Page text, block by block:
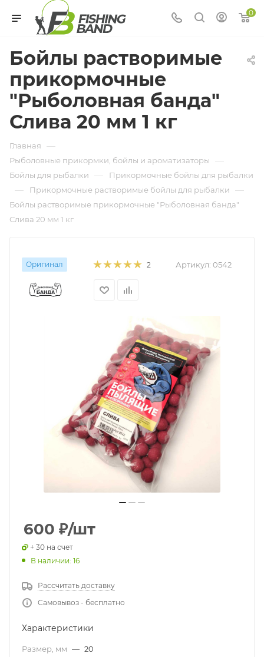
0
Бойлы растворимые
прикормочные
"Рыболовная банда"
Слива 20 мм 1 кг
Главная —
Рыболовные прикормки, бойлы и ароматизаторы —
Бойлы для рыбалки — Прикормочные бойлы для рыбалки
— Прикормочные растворимые бойлы для рыбалки —
Бойлы растворимые прикормочные "Рыболовная банда"
Слива 20 мм 1 кг
Оригинал 2 Артикул: 0542
600 ₽/шт
+ 30 на счет
В наличии: 16
Рассчитать доставку
Самовывоз - бесплатно
Характеристики
Размер, мм — 20